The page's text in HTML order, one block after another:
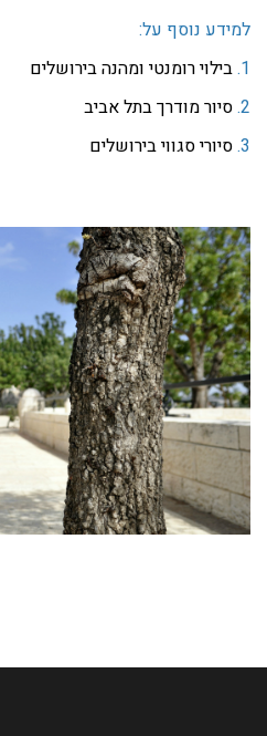
למידע נוסף על:
1. בילוי רומנטי ומהנה בירושלים
2. סיור מודרך בתל אביב
3. סיורי סגווי בירושלים